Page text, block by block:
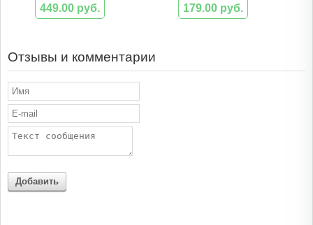
449.00 руб. 179.00 руб.
Отзывы и комментарии
Добавить